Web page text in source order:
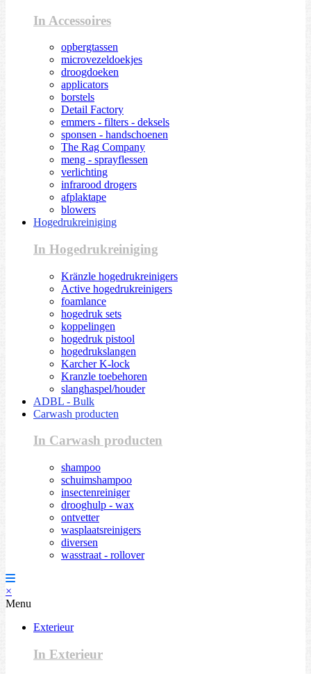
In Accessoires
opbergtassen
microvezeldoekjes
droogdoeken
applicators
borstels
Detail Factory
emmers - filters - deksels
sponsen - handschoenen
The Rag Company
meng - sprayflessen
verlichting
infrarood drogers
afplaktape
blowers
Hogedrukreiniging
In Hogedrukreiniging
Kränzle hogedrukreinigers
Active hogedrukreinigers
foamlance
hogedruk sets
koppelingen
hogedruk pistool
hogedrukslangen
Karcher K-lock
Kranzle toebehoren
slanghaspel/houder
ADBL - Bulk
Carwash producten
In Carwash producten
shampoo
schuimshampoo
insectenreiniger
drooghulp - wax
ontvetter
wasplaatsreinigers
diversen
wasstraat - rollover
×
Menu
Exterieur
In Exterieur